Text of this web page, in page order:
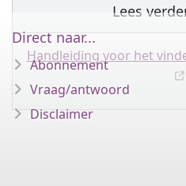
Lees
Handleiding voor het
Direct naar...
Abonnement
Vraag/antwoord
Disclaimer